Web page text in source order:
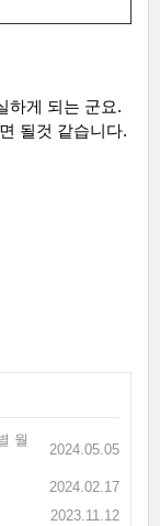
하게 되는 군요.
될것 같습니다.
월
2024.05.05
2024.02.17
2023.11.12